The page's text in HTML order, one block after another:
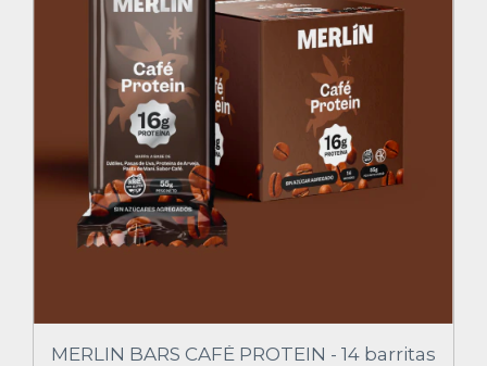
MERLIN BARS CAFÉ PROTEIN - 14 barritas